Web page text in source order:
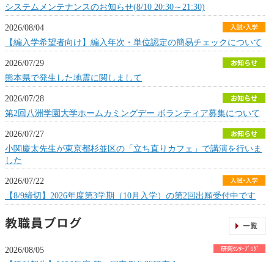
システムメンテナンスのお知らせ(8/10 20:30～21:30)
2026/08/04
【編入学希望者向け】編入年次・単位認定の簡易チェックについて
2026/07/29
熊本県で発生した地震に関しまして
2026/07/28
第2回八洲学園大学ホームカミングデー ボランティア募集について
2026/07/27
小関慶太先生が東京都杉並区の「立ち直りカフェ」で講演を行いま
した
2026/07/22
【8/9締切】2026年度第3学期（10月入学）の第2回出願受付中です
2026/08/05